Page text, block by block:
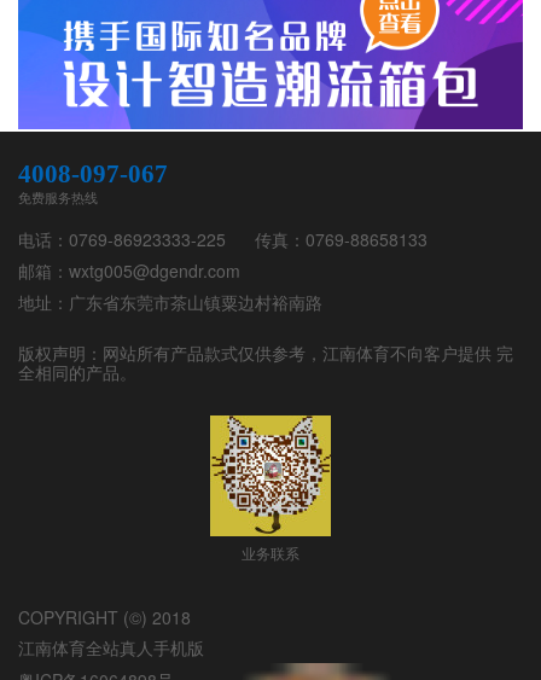
电话： 0769-86923333-225 传真： 0769-88658133
邮箱： wxtg005@dgendr.com
地址： 广东省东莞市茶山镇粟边村裕南路
版权声明：网站所有产品款式仅供参考， 江南体育不向客户提供 完
全相同的产品。
4008-097-067
免费服务热线
业务联系
COPYRIGHT (©) 2018
江南体育全站真人手机版